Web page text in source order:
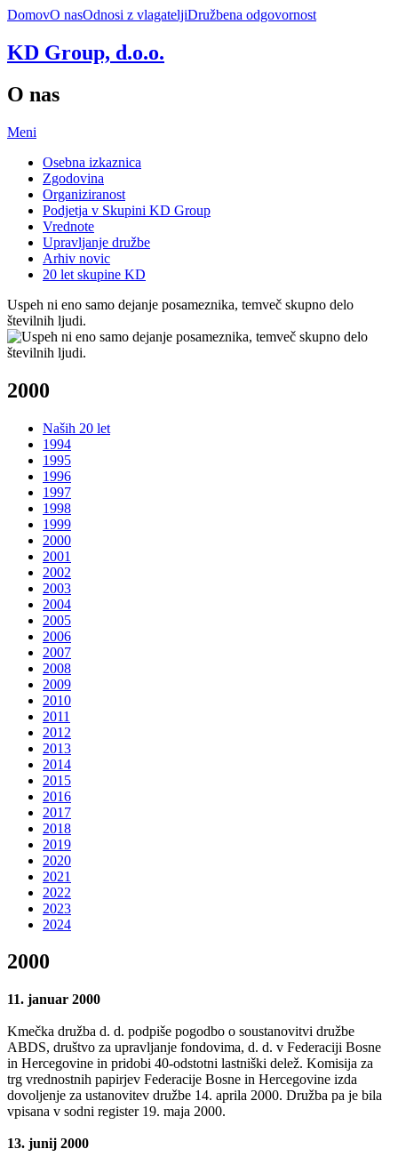
DomovO nasOdnosi z vlagateljiDružbena odgovornost
KD Group, d.o.o.
O nas
Meni
Osebna izkaznica
Zgodovina
Organiziranost
Podjetja v Skupini KD Group
Vrednote
Upravljanje družbe
Arhiv novic
20 let skupine KD
Uspeh ni eno samo dejanje posameznika, temveč skupno delo
številnih ljudi.
2000
Naših 20 let
1994
1995
1996
1997
1998
1999
2000
2001
2002
2003
2004
2005
2006
2007
2008
2009
2010
2011
2012
2013
2014
2015
2016
2017
2018
2019
2020
2021
2022
2023
2024
2000
11. januar 2000
Kmečka družba d. d. podpiše pogodbo o soustanovitvi družbe
ABDS, društvo za upravljanje fondovima, d. d. v Federaciji Bosne
in Hercegovine in pridobi 40-odstotni lastniški delež. Komisija za
trg vrednostnih papirjev Federacije Bosne in Hercegovine izda
dovoljenje za ustanovitev družbe 14. aprila 2000. Družba pa je bila
vpisana v sodni register 19. maja 2000.
13. junij 2000